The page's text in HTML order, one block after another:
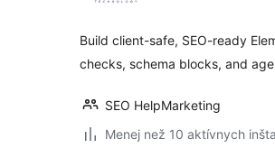
Build client-safe, SEO-ready
checks, schema blocks, and
SEO HelpMarketing
Menej než 10 aktívnych